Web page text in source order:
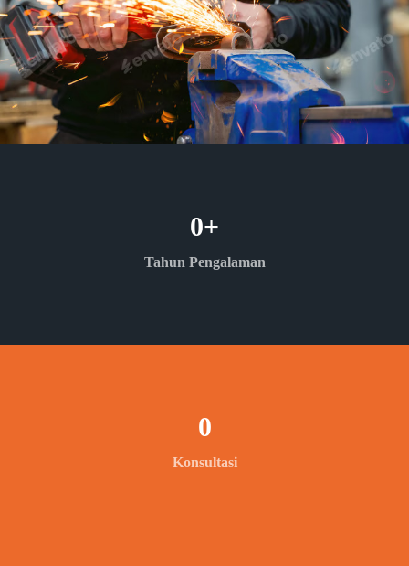
Tahun Pengalaman
0+
Konsultasi
0